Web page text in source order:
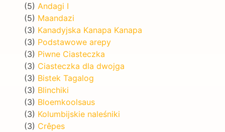
(5) Andagi I
(5) Maandazi
(3) Kanadyjska Kanapa Kanapa
(3) Podstawowe arepy
(3) Piwne Ciasteczka
(3) Ciasteczka dla dwojga
(3) Bistek Tagalog
(3) Blinchiki
(3) Bloemkoolsaus
(3) Kolumbijskie naleśniki
(3) Crêpes